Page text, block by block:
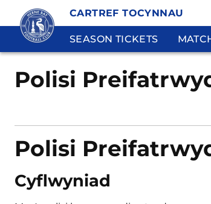
CARTREF TOCYNNAU
SEASON TICKETS
Polisi
Polisi
Cyflwyniad